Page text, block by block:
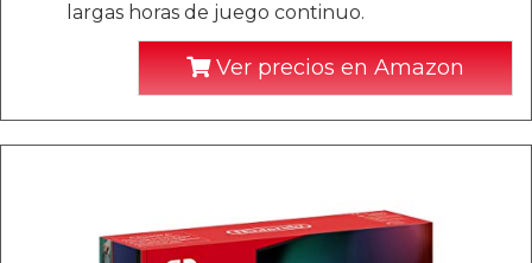
largas horas de juego continuo.
Ver precios en Amazon